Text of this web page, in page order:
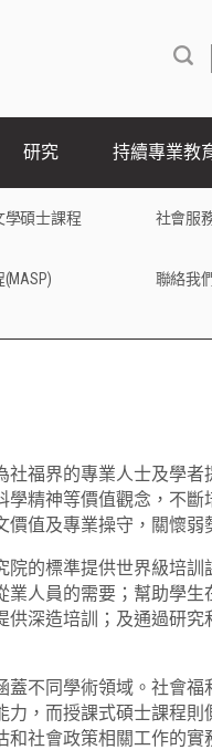
學碩士課程
社會服
聯絡我
研究 持續專業教
福界的專業人士及學
精神等價值觀念，不
值及專業操守，關懷弱
的標準提供世界級培
人員的需要；幫助學生
深造培訓；及通過研
不同學術領域。社會
，而授課式碩士課程
社會政策相關工作的實